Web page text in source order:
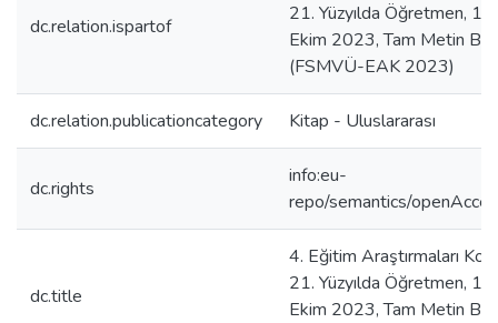
dc.relation.ispartof
21. Yüzyılda Öğretmen,
Ekim 2023, Tam Metin
(FSMVÜ-EAK 2023)
dc.relation.publicationcategory Kitap - Uluslararası
dc.rights
info:eu-
repo/semantics/
dc.title
4. Eğitim Araştırmaları
21. Yüzyılda Öğretmen,
Ekim 2023, Tam Metin